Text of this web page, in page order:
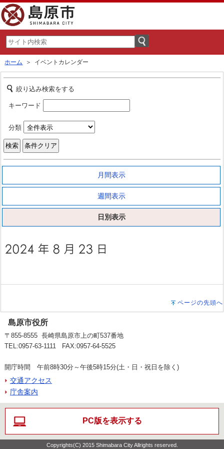
ホーム ＞ イベントカレンダー
絞り込み検索をする
キーワード
分類
月間表示
週間表示
日別表示
ページの先頭へ
島原市役所
〒855-8555 長崎県島原市上の町537番地
TEL:0957-63-1111 FAX:0957-64-5525
開庁時間 午前8時30分～午後5時15分(土・日・祝日を除く)
交通アクセス
庁舎案内
PC版を表示する
Copyrights(C) 2015 Shimabara City Allrights reserved.